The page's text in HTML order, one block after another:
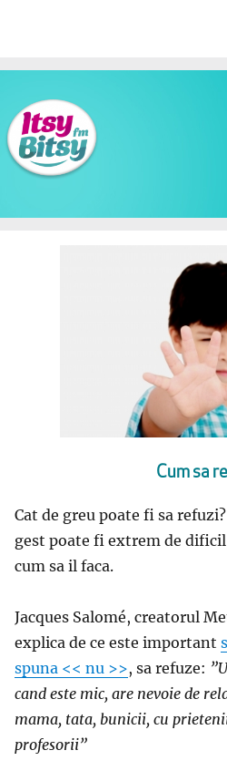
Cum sa
Cat de greu poate fi sa
gest poate fi extrem de
cum sa il faca.
Jacques Salomé, creatorul
explica de ce este important
spuna << nu >>, sa refuze:
cand este mic, are nevoie de
mama, tata, bunicii, cu
profesorii”